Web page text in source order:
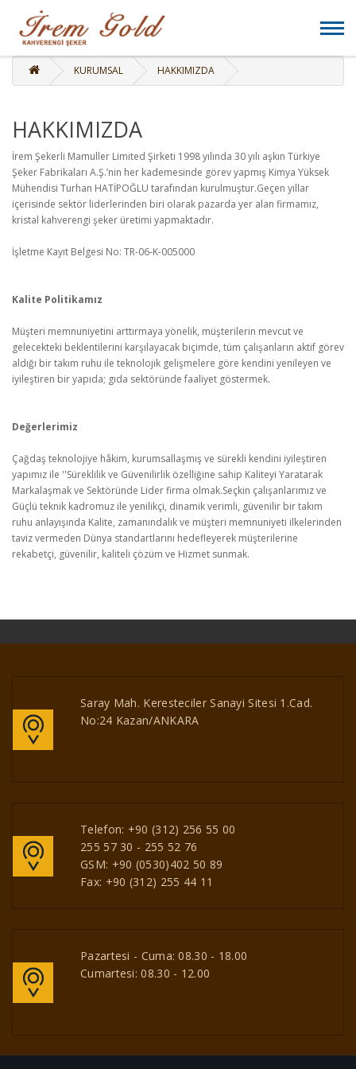
KURUMSAL HAKKIMIZDA
HAKKIMIZDA
İrem Şekerli Mamuller Limited Şirketi 1998 yılında 30 yılı aşkın Türkiye
Şeker Fabrikaları A.Ş.’nin her kademesinde görev yapmış Kimya Yüksek
Mühendisi Turhan HATİPOĞLU tarafından kurulmuştur.Geçen yıllar
içerisinde sektör liderlerinden biri olarak pazarda yer alan firmamız,
kristal kahverengi şeker üretimi yapmaktadır.
İşletme Kayıt Belgesi No: TR-06-K-005000
Kalite Politikamız
Müşteri memnuniyetini arttırmaya yönelik, müşterilerin mevcut ve
gelecekteki beklentilerini karşılayacak biçimde, tüm çalışanların aktif görev
aldığı bir takım ruhu ile teknolojik gelişmelere göre kendini yenileyen ve
iyileştiren bir yapıda; gıda sektöründe faaliyet göstermek.
Değerlerimiz
Çağdaş teknolojiye hâkim, kurumsallaşmış ve sürekli kendini iyileştiren
yapımız ile ''Süreklilik ve Güvenilirlik özelliğine sahip Kaliteyi Yaratarak
Markalaşmak ve Sektöründe Lider firma olmak.Seçkin çalışanlarımız ve
Güçlü teknik kadromuz ile yenilikçi, dinamik verimli, güvenilir bir takım
ruhu anlayışında Kalite, zamanındalık ve müşteri memnuniyeti ilkelerinden
taviz vermeden Dünya standartlarını hedefleyerek müşterilerine
rekabetçi, güvenilir, kaliteli çözüm ve Hizmet sunmak.
Saray Mah. Keresteciler Sanayi Sitesi 1.Cad.
No:24 Kazan/ANKARA
Telefon: +90 (312) 256 55 00
255 57 30 - 255 52 76
GSM: +90 (0530)402 50 89
Fax: +90 (312) 255 44 11
Pazartesi - Cuma: 08.30 - 18.00
Cumartesi: 08.30 - 12.00